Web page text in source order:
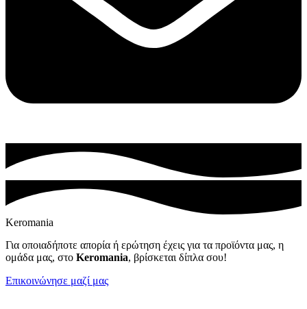
Keromania
Για οποιαδήποτε απορία ή ερώτηση έχεις για τα προϊόντα μας, η
ομάδα μας, στο Keromania, βρίσκεται δίπλα σου!
Επικοινώνησε μαζί μας